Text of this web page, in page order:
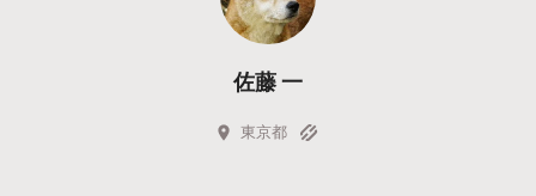
佐藤 一
東京都